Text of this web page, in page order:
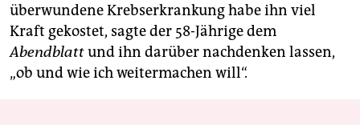
überwundene Krebserkrankung habe ihn viel
Kraft gekostet, sagte der 58-Jährige dem
Abendblattund ihn darüber nachdenken lassen,
„ob und wie ich weitermachen will“.